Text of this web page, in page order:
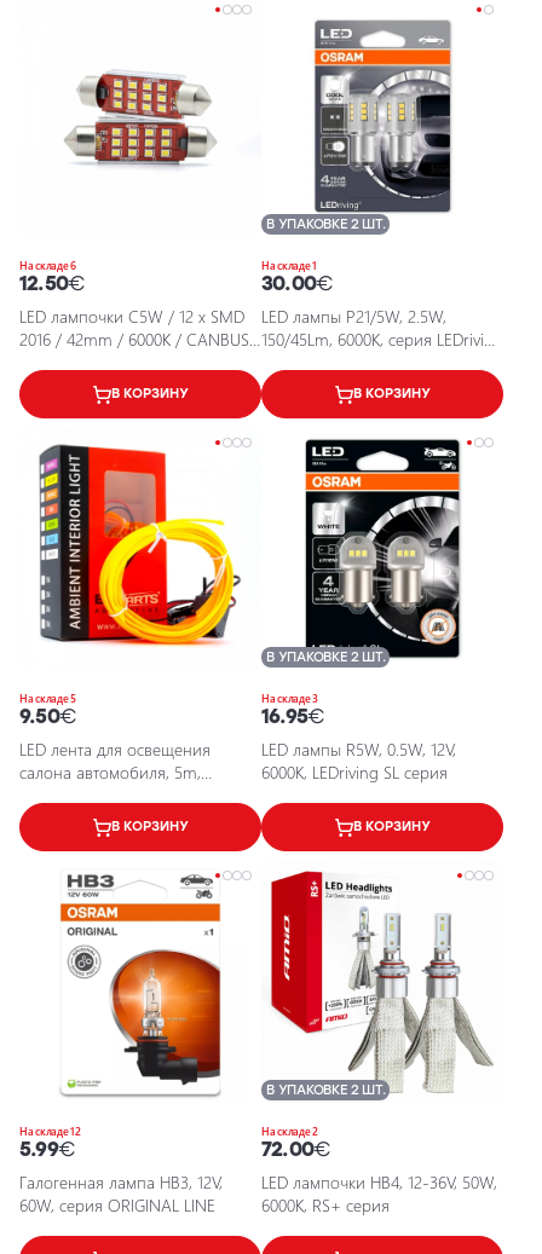
На складе 6
12.50€
LED лампочки C5W / 12 x SMD
2016 / 42mm / 6000K / CANBUS /
В КОРЗИНУ
На складе 1
В УПАКОВКЕ 2 ШТ.
30.00€
LED лампы P21/5W, 2.5W,
150/45Lm, 6000K, серия LEDriving
В КОРЗИНУ
На складе 5
9.50€
LED лента для освещения
салона автомобиля, 5m,
В КОРЗИНУ
На складе 3
В УПАКОВКЕ 2 ШТ.
16.95€
LED лампы R5W, 0.5W, 12V,
6000K, LEDriving SL серия
В КОРЗИНУ
На складе 12
5.99€
Галогенная лампа HB3, 12V,
60W, серия ORIGINAL LINE
На складе 2
В УПАКОВКЕ 2 ШТ.
72.00€
LED лампочки HB4, 12-36V, 50W,
6000K, RS+ серия